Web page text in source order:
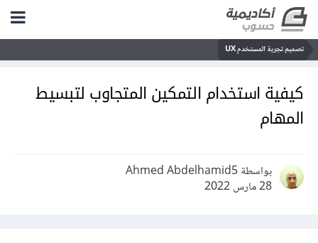
تصميم تجربة المستخدم UX
كيفية استخدام التمكين المتجاوب لتبسيط
المهام
بواسطة Ahmed Abdelhamid5
28 مارس 2022